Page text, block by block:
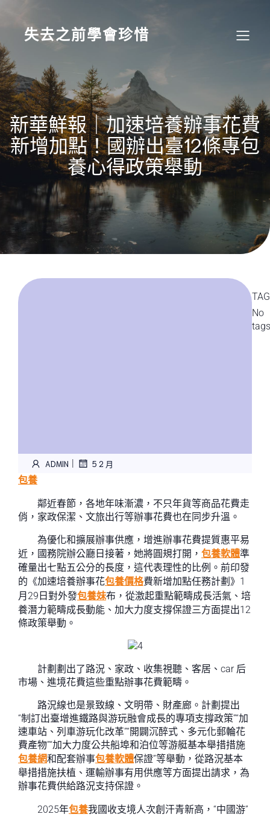
content
失去之前學會珍惜
新華鮮報｜加速培養辦事花費
新增加點！國辦出臺12條專包
養心得政策舉動
ADMIN | 5 2 月
包養
鄰近春節，各地年味漸濃，不只年貨等商品花費走
俏，家政保潔、文旅出行等辦事花費也在同步升溫。
為優化和擴展辦事供應，增進辦事花費提質惠平易
近，國務院辦公廳日接著，她將圓規打開， 包養軟體準
確量出七點五公分的長度，這代表理性的比例。前印發
的《加速培養辦事花包養價格費新增加點任務計劃》1
月29日對外發包養妹布，從激起重點範疇成長活氣、培
養潛力範疇成長動能、加大力度支撐保證三方面提出12
條政策舉動。
計劃劃出了路況、家政、收集視聽、客居、car 后
市場、進境花費這些重點辦事花費範疇。
路況線也是景致線、文明帶、財產廊。計劃提出
“制訂出臺增進鐵路與游玩融會成長的專項支撐政策”“加
速車站、列車游玩化改革”“開闢沉醉式、多元化郵輪花
費產物”“加大力度公共船埠和泊位等游艇基本舉措措施
包養網和配套辦事包養軟體保證”等舉動，從路況基本
舉措措施扶植、運輸辦事有用供應等方面提出請求，為
辦事花費供給路況支持保證。
2025年包養我國收支境人次創汗青新高，“中國游”
No
tags